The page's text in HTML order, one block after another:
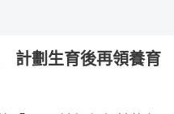
計劃生育後再領養育